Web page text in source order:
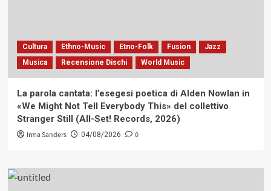
Cultura Ethno-Music Etno-Folk Fusion
Jazz
Musica
Recensione Dischi World Music
La parola cantata: l’esegesi poetica di Alden Nowlan in
«We Might Not Tell Everybody This» del collettivo
Stranger Still (All-Set! Records, 2026)
Irma Sanders 04/08/2026 0